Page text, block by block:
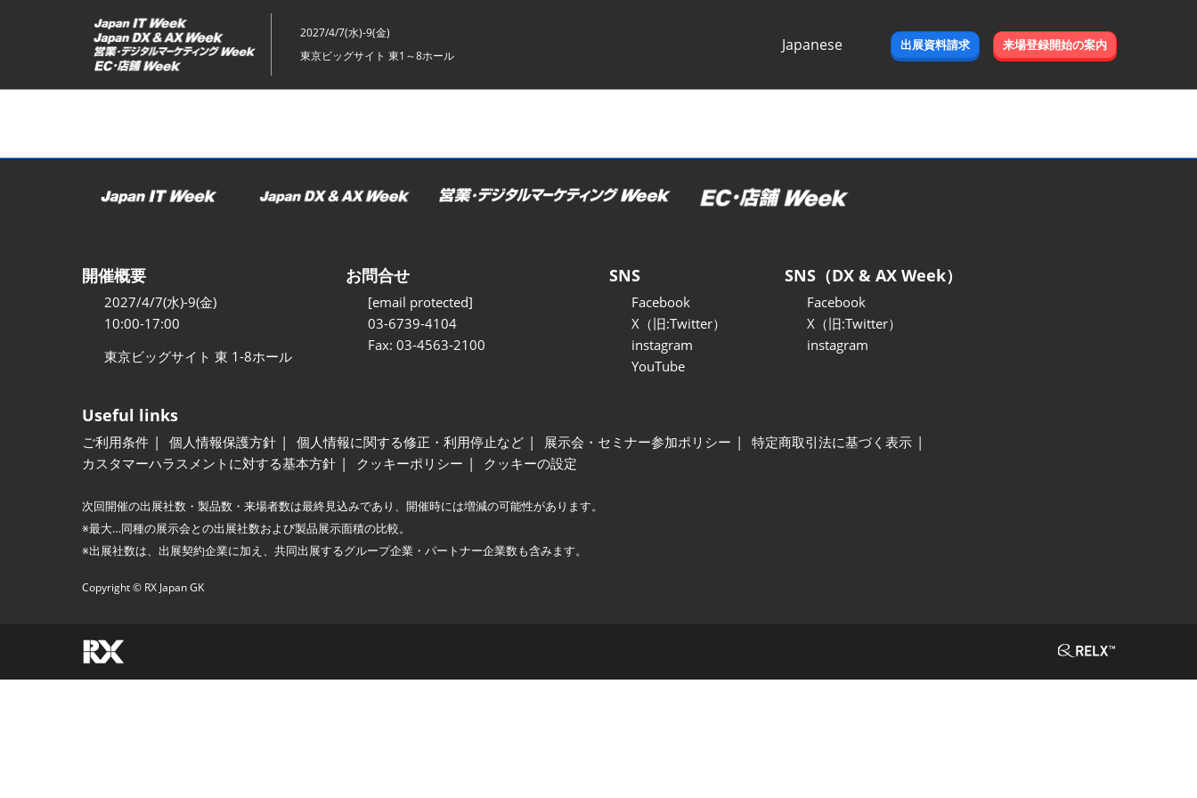
ッ
2027/4/7(水)-9(金)
東京ビッグサイト 東1～8ホール
Japanese
出展資料請求 来場登録開始の案内
開催概要
2027/4/7(水)-9(金)
10:00-17:00
東京ビッグサイト 東 1-8ホール
お問合せ
[email protected]
03-6739-4104
Fax: 03-4563-2100
SNS
Facebook
X（旧:Twitter）
instagram
YouTube
SNS（DX & AX Week）
Facebook
X（旧:Twitter）
instagram
Useful links
ご利用条件 個人情報保護方針 個人情報に関する修正・利用停止など 展示会・セミナー参加ポリシー
特定商取引法に基づく表示
カスタマーハラスメントに対する基本方針
クッキーポリシー クッキーの設定
次回開催の出展社数・製品数・来場者数は最終見込みであり、開催時には増減の可能性があります。
※最大…同種の展示会との出展社数および製品展示面積の比較。
※出展社数は、出展契約企業に加え、共同出展するグループ企業・パートナー企業数も含みます。
Copyright © RX Japan GK